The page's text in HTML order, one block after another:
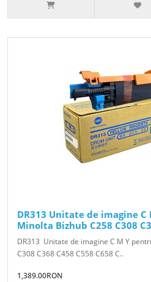
DR313 Unitate de imagine
Minolta Bizhub C258 C308
DR313 Unitate de imagine C M Y
C308 C368 C458 C558 C658 C..
1,389.00RON